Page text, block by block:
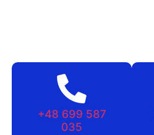
+48 699 587
035